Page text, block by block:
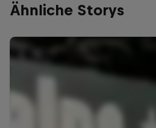
Ähnliche Storys